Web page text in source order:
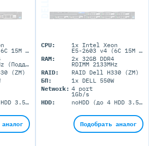
E5-2620 v3 (6C 15M Cache 2.40 GHz)
RDIMM 2400MHz (Поддержка до 384GB максимально, 12 DIMM портов)
(ZM)
noHDD (до 4 HDD 3.5'' LFF)
CPU: 1x Intel Xeon
E5-2603 v4 (6C 15M Cache 1.70 GHz)
RAM:
2x 32GB DDR4
RDIMM 2133MHz
RAID:
RAID Dell H330 (ZM)
БП:
1x DELL 550W
Network: 4 port
1Gb/s
HDD:
noHDD (до 4 HDD 3.5'' LFF)
Подобрать аналог